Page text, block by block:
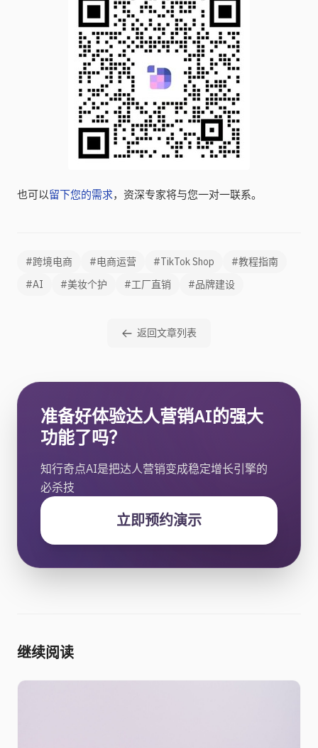
也可以留下您的需求，资深专家将与您一对一联系。
#跨境电商 #电商运营 #TikTok Shop
#教程指南
#AI
#美妆个护 #工厂直销 #品牌建设
返回文章列表
准备好体验达人营销AI的强大
功能了吗？
知行奇点AI是把达人营销变成稳定增长引擎的
必杀技
立即预约演示
继续阅读